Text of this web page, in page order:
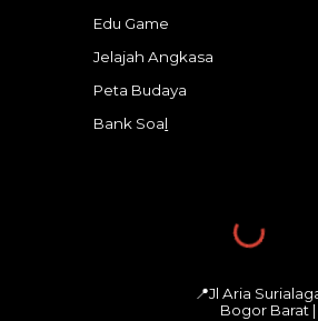
Edu Game
Jelajah Angkasa
Peta Budaya
Bank Soal
📍Jl Aria
Bogor Barat |